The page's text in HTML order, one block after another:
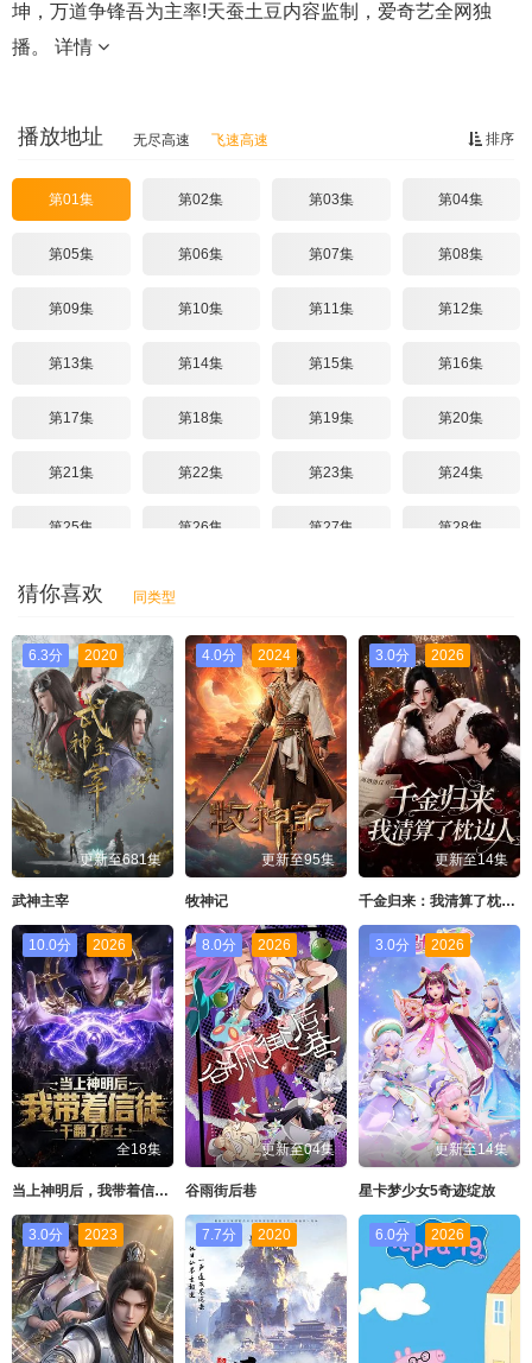
坤，万道争锋吾为主率!天蚕土豆内容监制，爱奇艺全网独
播。
详情
排序
播放地址 无尽高速 飞速高速
第01集 第02集 第03集 第04集
第05集 第06集 第07集 第08集
第09集 第10集 第11集 第12集
第13集 第14集 第15集 第16集
第17集 第18集 第19集 第20集
第21集 第22集 第23集 第24集
第25集 第26集 第27集 第28集
第29集
第33集 第34集 第35集 第36集
第37集 第38集 第39集 第40集
第41集 第42集 第43集 第44集
第45集 第46集 第47集 第48集
第49集 第50集 第51集 第52集
猜你喜欢 同类型
6.3分 2020
更新至681集
武神主宰
4.0分 2024
更新至95集
牧神记
3.0分 2026
更新至14集
千金归来：我清算了枕边人
10.0分 2026
全18集
当上神明后，我带着信徒干翻了废土
8.0分 2026
更新至04集
谷雨街后巷
3.0分 2026
更新至14集
星卡梦少女5奇迹绽放
3.0分 2023 7.7分 2020 6.0分 2026